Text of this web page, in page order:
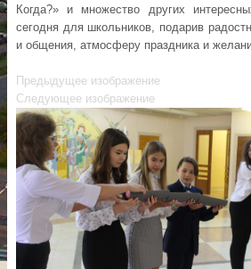
Когда?» и множество других
сегодня для школьников, подарив
и общения, атмосферу праздника и
Предыдущее изображение
Следующее изображение